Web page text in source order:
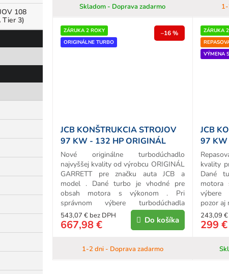
108
Tier 3)
Skladom - Doprava zadarmo
ZÁRUKA 2 ROKY
ORIGINÁLNE TURBO
–16 %
JCB KONŠTRUKCIA STROJOV
97 KW - 132 HP ORIGINÁL
TURBO
1-2 dni - Doprava zadarmo
543,07 € bez DPH
667,98 € Do košíka
Nové originálne turbodúchadlo
najvyššej kvality od výrobcu ORIGINÁL
GARRETT pre značku auta JCB a
model . Dané turbo je vhodné pre
obsah motora s výkonom . Pri
správnom výbere turbodúchadla
treba...
ZÁRUKA
VÝMENA
JCB
97 KW
243,09 €
299 €
kvality
Dané
motora
výbere
pozor aj